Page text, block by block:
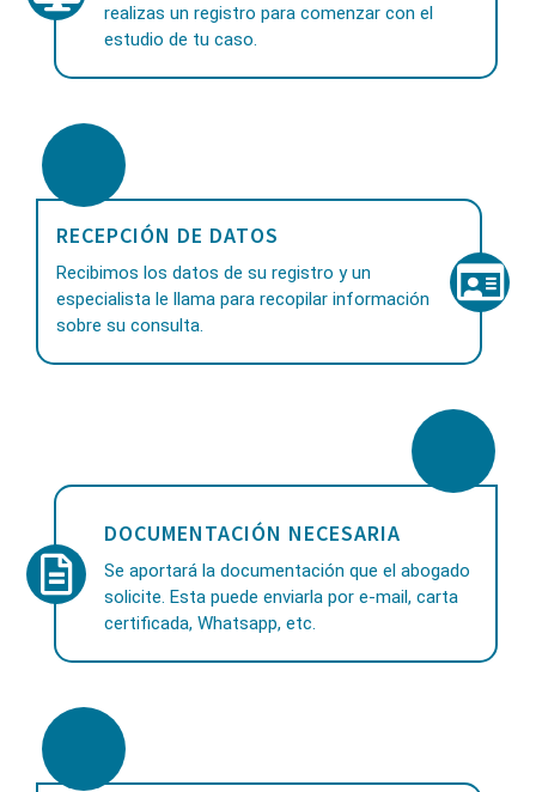
realizas un registro para comenzar con el
estudio de tu caso.
RECEPCIÓN DE DATOS
Recibimos los datos de su registro y un
especialista le llama para recopilar información
sobre su consulta.
DOCUMENTACIÓN NECESARIA
Se aportará la documentación que el abogado
solicite. Esta puede enviarla por e-mail, carta
certificada, Whatsapp, etc.